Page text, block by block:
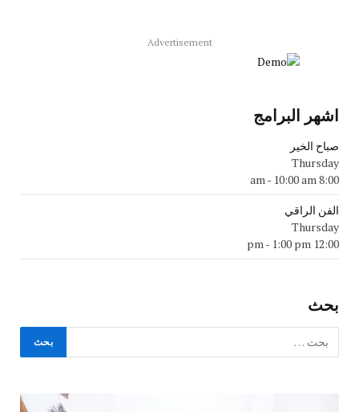
Advertisement
اشهر البرامج
صباح الخير
Thursday
8:00 am
- 10:00 am
الفن الراقي
Thursday
12:00 pm
- 1:00 pm
بحث